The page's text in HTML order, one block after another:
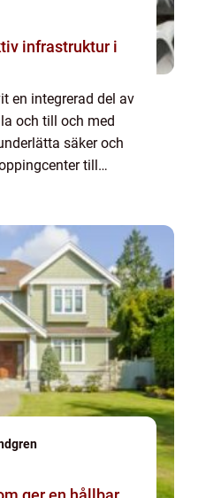
en integrerad del av
och till och med
säker och
till